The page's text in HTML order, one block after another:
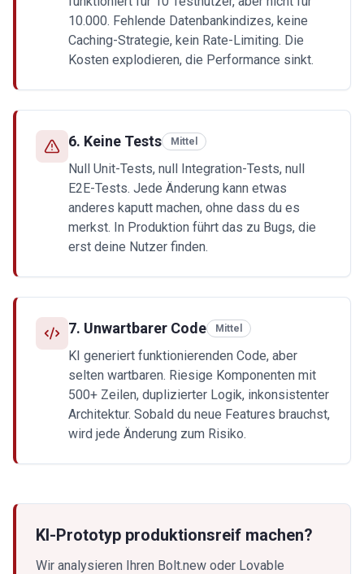
10.000. Fehlende Datenbankindizes, keine
Caching-Strategie, kein Rate-Limiting. Die
Kosten explodieren, die Performance sinkt.
6. Keine Tests Mittel
Null Unit-Tests, null Integration-Tests, null
E2E-Tests. Jede Änderung kann etwas
anderes kaputt machen, ohne dass du es
merkst. In Produktion führt das zu Bugs, die
erst deine Nutzer finden.
7. Unwartbarer Code Mittel
KI generiert funktionierenden Code, aber
selten wartbaren. Riesige Komponenten mit
500+ Zeilen, duplizierter Logik, inkonsistenter
Architektur. Sobald du neue Features brauchst,
wird jede Änderung zum Risiko.
KI-Prototyp produktionsreif machen?
Wir analysieren Ihren Bolt.new oder Lovable